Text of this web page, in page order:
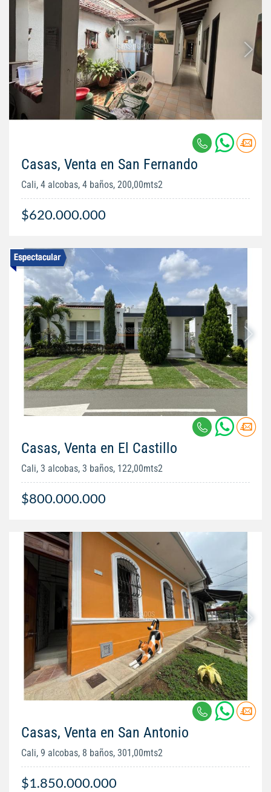
Casas, Venta en San Fernando
Cali, 4 alcobas, 4 baños, 200,00mts2
$620.000.000
Casas, Venta en El Castillo
Cali, 3 alcobas, 3 baños, 122,00mts2
$800.000.000
Casas, Venta en San Antonio
Cali, 9 alcobas, 8 baños, 301,00mts2
$1.850.000.000